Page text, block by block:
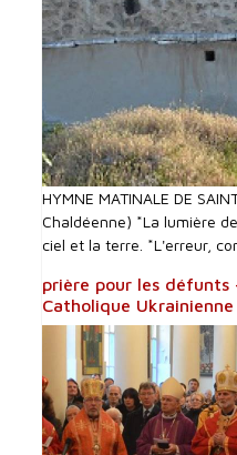
HYMNE MATINALE DE
Chaldéenne) *La lumière
ciel et la terre. *L'erreur,
prière pour les
Catholique